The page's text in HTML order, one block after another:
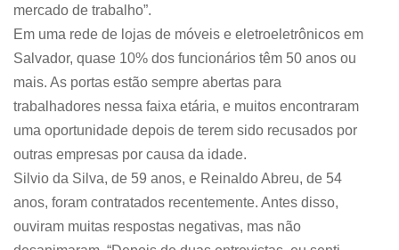
mercado de trabalho”.
Em uma rede de lojas de móveis e eletroeletrônicos em
Salvador, quase 10% dos funcionários têm 50 anos ou
mais. As portas estão sempre abertas para
trabalhadores nessa faixa etária, e muitos encontraram
uma oportunidade depois de terem sido recusados por
outras empresas por causa da idade.
Silvio da Silva, de 59 anos, e Reinaldo Abreu, de 54
anos, foram contratados recentemente. Antes disso,
ouviram muitas respostas negativas, mas não